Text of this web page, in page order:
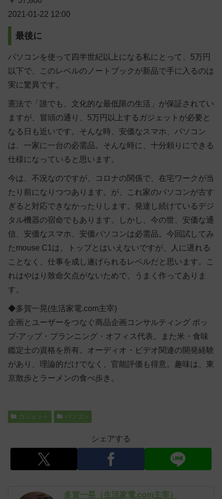
2021-01-22 12:00
最後に
パソコンを使って四半世紀以上になる私にとって、5万円
以下で、このレベルのノートブックが新品で手に入るのは
実に驚異です。
憲法で「誰でも、文化的な最低限の生活」が保証されてい
ますが、冒頭の通り、5万円以上するガジェットが必要と
なる日も近いです。そんな時、安価なスマホ、パソコン
は、一家に一台の必需品。そんな時に、十分頼りにできる
仕様になっていると思います。
今は、不況なのですが、コロナの関係で、在宅ワークが当
たり前になりつつあります。が、これ家のパソコンが古す
ぎると対応できなかったりします。発達し続けているデジ
タル機器の宿命でもあります。しかし、今の世、安価な通
信、安価なスマホ、安価パソコンは必需品。今回試してみ
たmouse C1は、トップとはいえないですが、人に遅れる
ことなく、仕事を成し遂げられるレベルだと思います。こ
れはやはり致命欠点がないためで、うまく作ってありま
す。
◆多賀一晃(生活家電.com主宰)
企画とユーザーをつなぐ商品企画コンサルティング ポッ
プ-アップ・プランニング・オフィス代表。また米・食味
鑑定士の資格を所有。オーディオ・ビデオ関連の開発経験
があり、理論的だけでなく、官能評価も得意。趣味は、東
京散歩とラーメンの食べ歩き。
ガジェット パソコン
シェアする
多賀一晃（生活家電.com主宰）